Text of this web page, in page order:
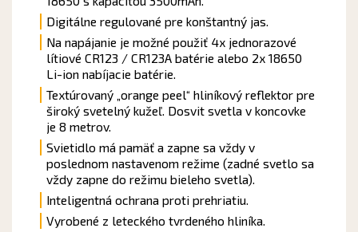
Digitálne regulované pre konštantný jas.
Na napájanie je možné použiť 4x jednorazové
lítiové CR123 / CR123A batérie alebo 2x 18650
Li-ion nabíjacie batérie.
Textúrovaný „orange peel“ hliníkový reflektor pre
široký svetelný kužeľ. Dosvit svetla v koncovke
je 8 metrov.
Svietidlo má pamäť a zapne sa vždy v
poslednom nastavenom režime (zadné svetlo sa
vždy zapne do režimu bieleho svetla).
Inteligentná ochrana proti prehriatiu.
Vyrobené z leteckého tvrdeného hliníka.